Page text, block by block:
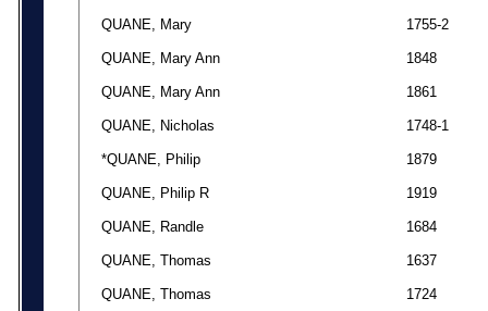
QUANE, Mary 1755-2
QUANE, Mary Ann 1848
QUANE, Mary Ann 1861
QUANE, Nicholas 1748-1
*QUANE, Philip 1879
QUANE, Philip R 1919
QUANE, Randle 1684
QUANE, Thomas 1637
QUANE, Thomas 1724